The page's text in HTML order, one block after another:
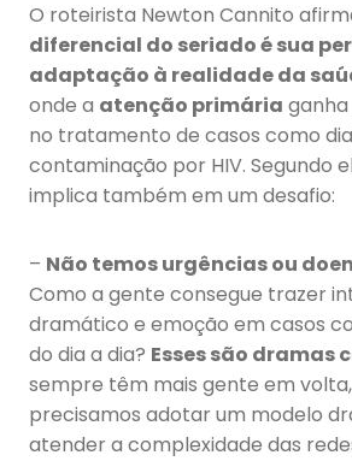
O roteirista Newton Cannito
diferencial do seriado é sua
adaptação à realidade da
onde a atenção primária
no tratamento de casos como
contaminação por HIV. Segundo
implica também em um desafio:
– Não temos urgências ou
Como a gente consegue trazer
dramático e emoção em casos
do dia a dia? Esses são dramas
sempre têm mais gente em
precisamos adotar um modelo
atender a complexidade das